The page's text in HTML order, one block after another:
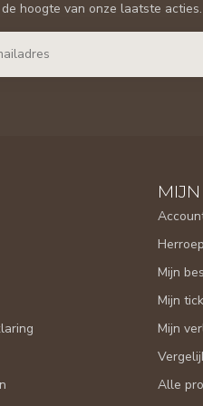
hoogte van onze laatste acties.
Mijn
Mijn
Mijn
Alle